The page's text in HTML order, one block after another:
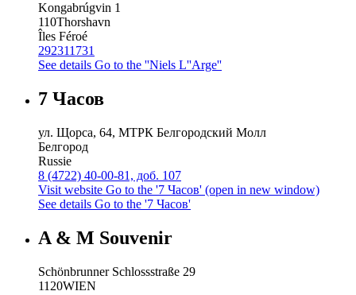
Kongabrúgvin 1
110Thorshavn
Îles Féroé
292311731
See details Go to the ''Niels L''Arge''
7 Часов
ул. Щорса, 64, МТРК Белгородский Молл
Белгород
Russie
8 (4722) 40-00-81, доб. 107
Visit website Go to the '7 Часов' (open in new window)
See details Go to the '7 Часов'
A & M Souvenir
Schönbrunner Schlossstraße 29
1120WIEN